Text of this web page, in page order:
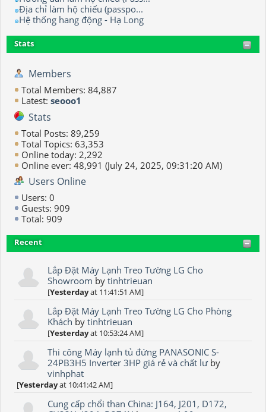
Địa chỉ làm hộ chiếu (passpo...
Hệ thống hang động - Hạ Long
Stats
Members
Total Members: 84,887
Latest: seooo1
Stats
Total Posts: 89,259
Total Topics: 63,353
Online today: 2,292
Online ever: 48,991 (July 24, 2025, 09:31:20 AM)
Users Online
Users: 0
Guests: 909
Total: 909
Recent
Lắp Đặt Máy Lạnh Treo Tường LG Cho
Showroom bytinhtrieuan
[Yesterdayat 11:41:51 AM]
Lắp Đặt Máy Lạnh Treo Tường LG Cho Phòng
Khách bytinhtrieuan
[Yesterdayat 10:53:24 AM]
Thi công Máy lạnh tủ đứng PANASONIC S-
24PB3H5 Inverter 3HP giá rẻ và chất lưby
vinhphat
[Yesterdayat 10:41:42 AM]
Cung cấp chổi than China: J164, J201, D172,